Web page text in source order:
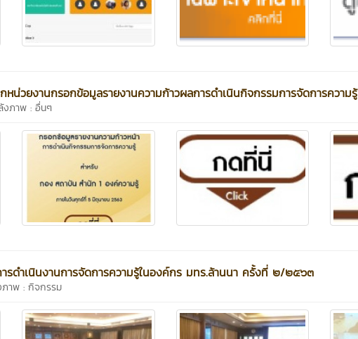
หน่วยงานกรอกข้อมูลรายงานความก้าวผลการดำเนินกิจกรรมการจัดการความรู้
งภาพ : อื่นๆ
รดำเนินงานการจัดการความรู้ในองค์กร มทร.ล้านนา ครั้งที่ ๒/๒๕๖๓
าพ : กิจกรรม